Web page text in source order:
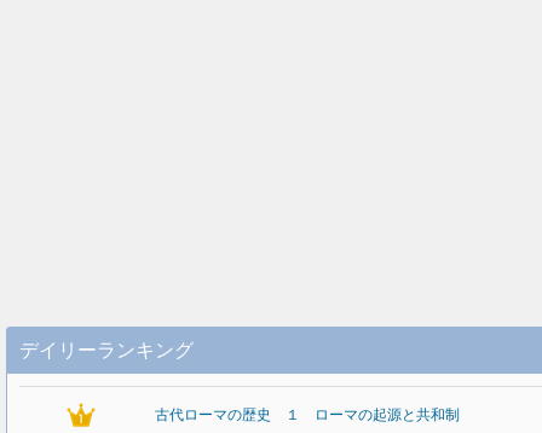
デイリーランキング
古代ローマの歴史 １ ローマの起源と共和制